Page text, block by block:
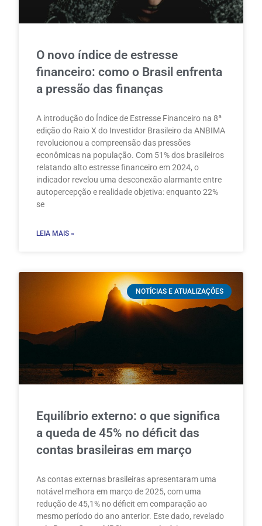
O novo índice de estresse
financeiro: como o Brasil enfrenta
a pressão das finanças
A introdução do Índice de Estresse Financeiro na 8ª
edição do Raio X do Investidor Brasileiro da ANBIMA
revolucionou a compreensão das pressões
econômicas na população. Com 51% dos brasileiros
relatando alto estresse financeiro em 2024, o
indicador revelou uma desconexão alarmante entre
autopercepção e realidade objetiva: enquanto 22%
se
LEIA MAIS »
NOTÍCIAS E ATUALIZAÇÕES
Equilíbrio externo: o que significa
a queda de 45% no déficit das
contas brasileiras em março
As contas externas brasileiras apresentaram uma
notável melhora em março de 2025, com uma
redução de 45,1% no déficit em comparação ao
mesmo período do ano anterior. Este dado, revelado